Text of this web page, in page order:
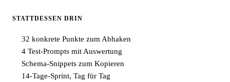
STATTDESSEN DRIN
32 konkrete Punkte zum Abhaken
4 Test-Prompts mit Auswertung
Schema-Snippets zum Kopieren
14-Tage-Sprint, Tag für Tag